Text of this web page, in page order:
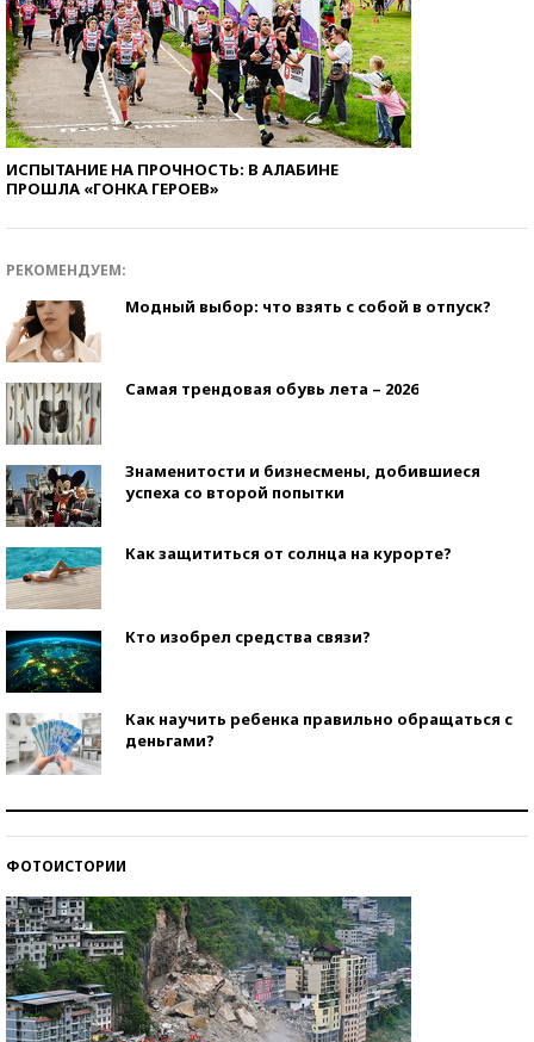
ИСПЫТАНИЕ НА ПРОЧНОСТЬ: В АЛАБИНЕ
ПРОШЛА «ГОНКА ГЕРОЕВ»
РЕКОМЕНДУЕМ:
Модный выбор: что взять с собой в отпуск?
Самая трендовая обувь лета – 2026
Знаменитости и бизнесмены, добившиеся
успеха со второй попытки
Как защититься от солнца на курорте?
Кто изобрел средства связи?
Как научить ребенка правильно обращаться с
деньгами?
ФОТОИСТОРИИ